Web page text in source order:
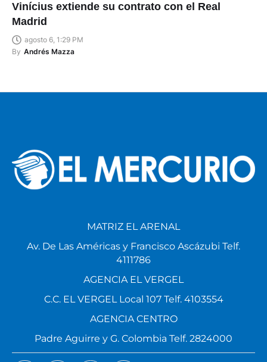
Vinícius extiende su contrato con el Real
Madrid
agosto 6, 1:29 PM
By Andrés Mazza
MATRIZ EL ARENAL
Av. De Las Américas y Francisco Ascázubi Telf.
4111786
AGENCIA EL VERGEL
C.C. EL VERGEL Local 107 Telf. 4103554
AGENCIA CENTRO
Padre Aguirre y G. Colombia Telf. 2824000